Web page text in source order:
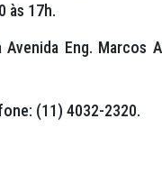
às 17h.
Eng. Marcos
(11) 4032-2320.